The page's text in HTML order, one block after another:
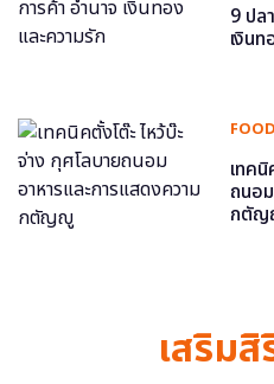
9 ปล
เงิน
FOOD
เทค
ถนอ
กตั
เสริม